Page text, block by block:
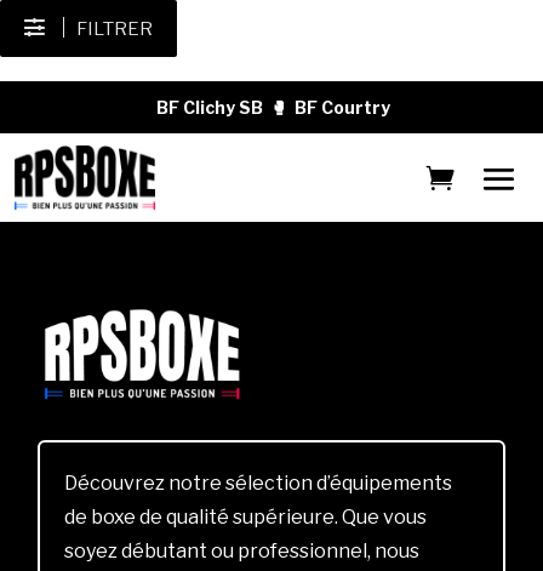
FILTRER
BF Clichy SB 🥊 BF Courtry
Découvrez notre sélection d’équipements
de boxe de qualité supérieure. Que vous
soyez débutant ou professionnel, nous